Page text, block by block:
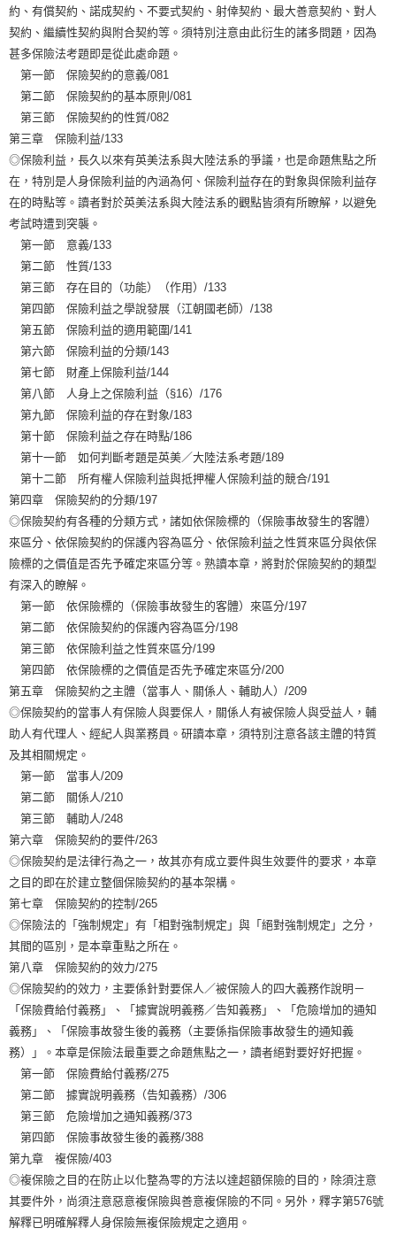
約、有償契約、諾成契約、不要式契約、射倖契約、最大善意契約、對人
契約、繼續性契約與附合契約等。須特別注意由此衍生的諸多問題，因為
甚多保險法考題即是從此處命題。
第一節 保險契約的意義/081
第二節 保險契約的基本原則/081
第三節 保險契約的性質/082
第三章 保險利益/133
◎保險利益，長久以來有英美法系與大陸法系的爭議，也是命題焦點之所
在，特別是人身保險利益的內涵為何、保險利益存在的對象與保險利益存
在的時點等。讀者對於英美法系與大陸法系的觀點皆須有所瞭解，以避免
考試時遭到突襲。
第一節 意義/133
第二節 性質/133
第三節 存在目的（功能）（作用）/133
第四節 保險利益之學說發展（江朝國老師）/138
第五節 保險利益的適用範圍/141
第六節 保險利益的分類/143
第七節 財產上保險利益/144
第八節 人身上之保險利益（§16）/176
第九節 保險利益的存在對象/183
第十節 保險利益之存在時點/186
第十一節 如何判斷考題是英美／大陸法系考題/189
第十二節 所有權人保險利益與抵押權人保險利益的競合/191
第四章 保險契約的分類/197
◎保險契約有各種的分類方式，諸如依保險標的（保險事故發生的客體）
來區分、依保險契約的保護內容為區分、依保險利益之性質來區分與依保
險標的之價值是否先予確定來區分等。熟讀本章，將對於保險契約的類型
有深入的瞭解。
第一節 依保險標的（保險事故發生的客體）來區分/197
第二節 依保險契約的保護內容為區分/198
第三節 依保險利益之性質來區分/199
第四節 依保險標的之價值是否先予確定來區分/200
第五章 保險契約之主體（當事人、關係人、輔助人）/209
◎保險契約的當事人有保險人與要保人，關係人有被保險人與受益人，輔
助人有代理人、經紀人與業務員。研讀本章，須特別注意各該主體的特質
及其相關規定。
第一節 當事人/209
第二節 關係人/210
第三節 輔助人/248
第六章 保險契約的要件/263
◎保險契約是法律行為之一，故其亦有成立要件與生效要件的要求，本章
之目的即在於建立整個保險契約的基本架構。
第七章 保險契約的控制/265
◎保險法的「強制規定」有「相對強制規定」與「絕對強制規定」之分，
其間的區別，是本章重點之所在。
第八章 保險契約的效力/275
◎保險契約的效力，主要係針對要保人／被保險人的四大義務作說明－
「保險費給付義務」、「據實說明義務／告知義務」、「危險增加的通知
義務」、「保險事故發生後的義務（主要係指保險事故發生的通知義
務）」。本章是保險法最重要之命題焦點之一，讀者絕對要好好把握。
第一節 保險費給付義務/275
第二節 據實說明義務（告知義務）/306
第三節 危險增加之通知義務/373
第四節 保險事故發生後的義務/388
第九章 複保險/403
◎複保險之目的在防止以化整為零的方法以達超額保險的目的，除須注意
其要件外，尚須注意惡意複保險與善意複保險的不同。另外，釋字第576號
解釋已明確解釋人身保險無複保險規定之適用。